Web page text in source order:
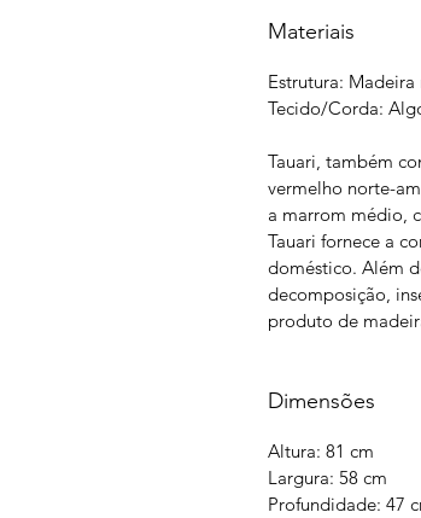
Materiais
Estrutura:
Tecido/Corda:
Tauari, também
vermelho norte-
a marrom médio,
Tauari fornece a
doméstico. Além
decomposição,
produto de
Dimensões
Altura: 81 cm
Largura: 58 cm
Profundidade: 47